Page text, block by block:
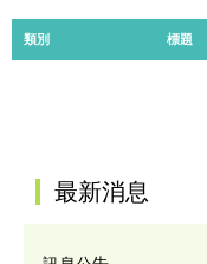
類別 標題
最新消息